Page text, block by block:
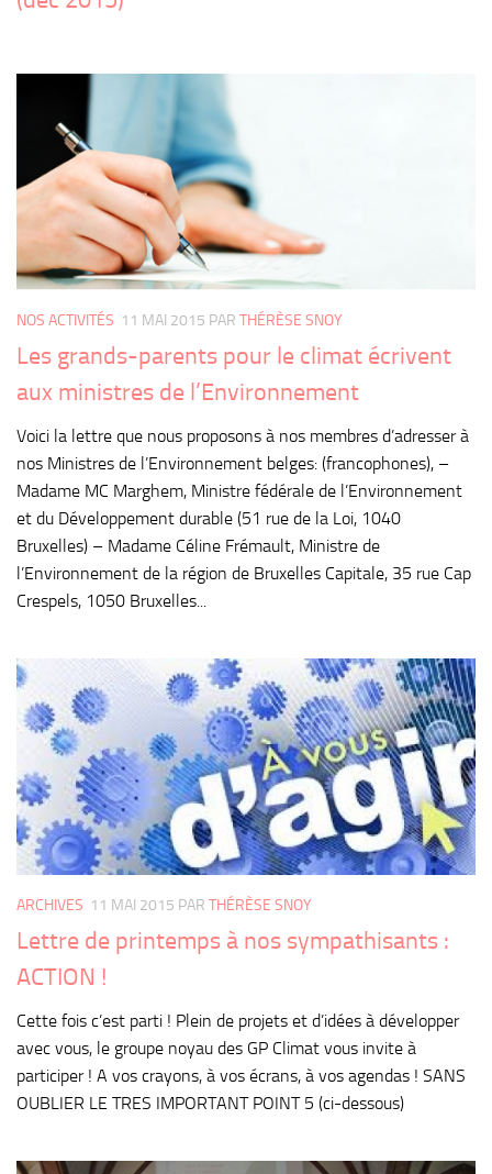
NOS ACTIVITÉS 11 MAI 2015 PAR THÉRÈSE SNOY
Les grands-parents pour le climat écrivent
aux ministres de l’Environnement
Voici la lettre que nous proposons à nos membres d’adresser à
nos Ministres de l’Environnement belges: (francophones), –
Madame MC Marghem, Ministre fédérale de l’Environnement
et du Développement durable (51 rue de la Loi, 1040
Bruxelles) – Madame Céline Frémault, Ministre de
l’Environnement de la région de Bruxelles Capitale, 35 rue Cap
Crespels, 1050 Bruxelles...
ARCHIVES 11 MAI 2015 PAR THÉRÈSE SNOY
Lettre de printemps à nos sympathisants :
ACTION !
Cette fois c’est parti ! Plein de projets et d’idées à développer
avec vous, le groupe noyau des GP Climat vous invite à
participer ! A vos crayons, à vos écrans, à vos agendas ! SANS
OUBLIER LE TRES IMPORTANT POINT 5 (ci-dessous)